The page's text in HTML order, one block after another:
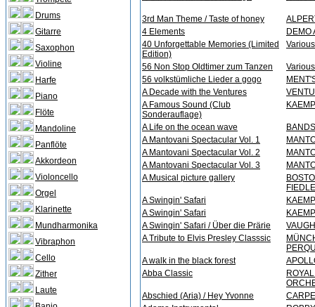
Drums
Gitarre
Saxophon
Violine
Harfe
Piano
Flöte
Mandoline
Panflöte
Akkordeon
Violoncello
Orgel
Klarinette
Mundharmonika
Vibraphon
Cello
Zither
Laute
3rd Man Theme / Taste of honey
4 Elements
DEMO
40 Unforgettable Memories (Limited
Edition)
56 Non Stop Oldtimer zum Tanzen
56 volkstümliche Lieder a gogo
A Decade with the Ventures
A Famous Sound (Club
Sonderauflage)
A Life on the ocean wave
A Mantovani Spectacular Vol. 1
A Mantovani Spectacular Vol. 2
A Mantovani Spectacular Vol. 3
A Musical picture gallery
A Swingin' Safari
A Swingin' Safari
A Swingin' Safari / Über die Prärie
A Tribute to Elvis Presley Classsic
A walk in the black forest
Abba Classic
Abschied (Aria) / Hey Yvonne